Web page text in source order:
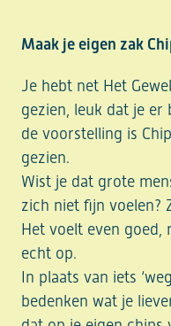
Maak je eigen zak
Je hebt net Het
gezien, leuk dat je
de voorstelling is
gezien.
Wist je dat grote
zich niet fijn voelen?
Het voelt even goed,
echt op.
In plaats van iets
bedenken wat je